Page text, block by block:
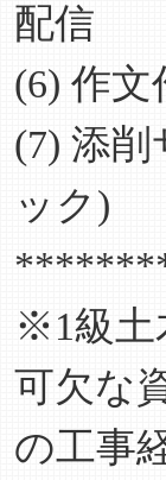
配信
(6) 作
(7) 添
ック)
※1級土
可欠な
の工事